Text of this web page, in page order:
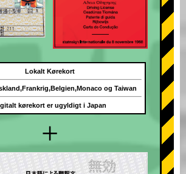
+
Lokalt Kørekort
og Taiwan
kørekort er ugyldigt i Japan